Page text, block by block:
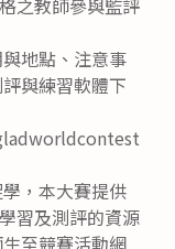
之教師參與監評
地點、注意事
與練習軟體下
，本大賽提供
習及測評的資源
至競賽活動網